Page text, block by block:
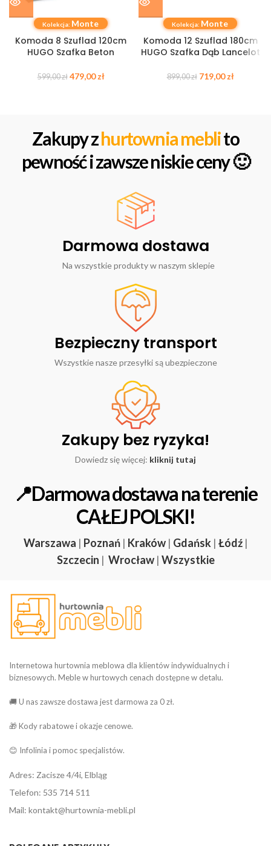
Kolekcja: Monte
Komoda 8 Szuflad 120cm
HUGO Szafka Beton
599,00zł 479,00zł
Kolekcja: Monte
Komoda 12 Szuflad 180cm
HUGO Szafka Dąb Lancelot
899,00zł 719,00zł
Zakupy zhurtownia meblito
pewność i zawsze niskie ceny 🙂
Darmowa dostawa
Na wszystkie produkty w naszym sklepie
Bezpieczny transport
Wszystkie nasze przesyłki są ubezpieczone
Zakupy bez ryzyka!
Dowiedz się więcej: kliknij tutaj
📍Darmowa dostawa na terenie
CAŁEJ POLSKI!
Warszawa | Poznań | Kraków | Gdańsk | Łódź |
Szczecin | Wrocław | Wszystkie
Internetowa hurtownia meblowa dla klientów indywidualnych i
biznesowych. Meble w hurtowych cenach dostępne w detalu.
🚚 U nas zawsze dostawa jest darmowa za 0 zł.
🎁 Kody rabatowe i okazje cenowe.
😊 Infolinia i pomoc specjalistów.
Adres: Zacisze 4/4i, Elbląg
Telefon: 535 714 511
Mail: kontakt@hurtownia-mebli.pl